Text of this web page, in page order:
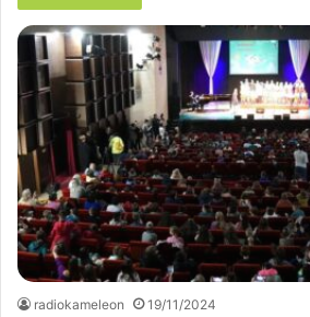
radiokameleon 19/11/2024